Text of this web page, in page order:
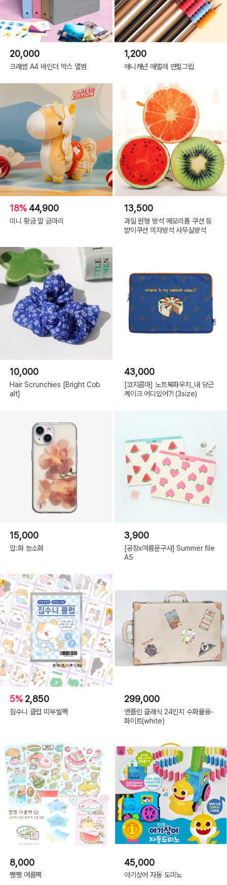
20,000
크래썸 A4 바인더 박스 앨범
1,200
애니캐넌 애벌레 연필그립
18% 44,900
미니 황금 말 금마리
13,500
과일 원형 방석 메모리폼 쿠션 등
받이쿠션 의자방석 사무실방석
10,000
Hair Scrunchies [Bright Cob
alt]
43,000
[코지콤마] 노트북파우치_내 당근
케이크 어디있어?! (3size)
15,000
압:화 능소화
3,900
[공장x여름문구사] Summer file
A5
5% 2,850
집수니 클럽 띠부씰팩
299,000
앤플린 클래식 24인치 수화물용-
화이트(white)
8,000
쨍쨍 여름팩
45,000
아기상어 자동 도미노